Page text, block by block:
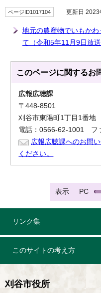
ページID1017104 更新日 2023
地元の農産物でいもか
て（令和5年11月9日放送
このページに関するお
広報広聴課
〒448-8501
刈谷市東陽町1丁目1番地
電話：0566-62-1001 フ
広報広聴課へのお問
ください。
表示 PC
リンク集
このサイトの考え方
刈谷市役所